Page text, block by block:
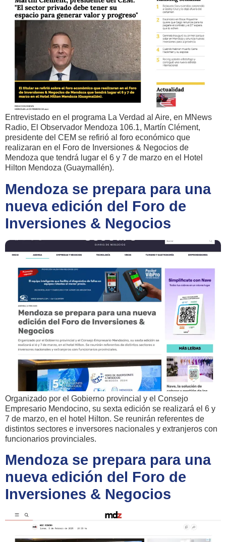
Entrevistado en el programa La Verdad al Aire, en MNews
Radio, El Observador Mendoza 106.1, Martín Clément,
presidente del CEM se refirió al foro económico que
realizaran en el Foro de Inversiones & Negocios de
Mendoza que tendrá lugar el 6 y 7 de marzo en el Hotel
Hilton Mendoza (Guaymallén).
Mendoza se prepara para una
nueva edición del Foro de
Inversiones & Negocios
Organizado por el Gobierno provincial y el Consejo
Empresario Mendocino, su sexta edición se realizará el 6 y
7 de marzo, en el hotel Hilton. Se reunirán referentes de
distintos sectores e inversores nacionales y extranjeros con
funcionarios provinciales.
Mendoza se prepara para una
nueva edición del Foro de
Inversiones & Negocios